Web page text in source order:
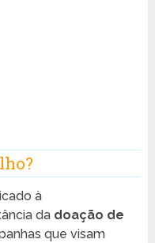
à
da doação de
que visam